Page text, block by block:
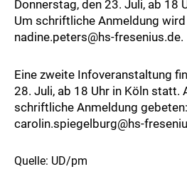
Donnerstag, den 23. Juli, ab 18
Um schriftliche Anmeldung
nadine.peters@hs-fresenius.de.
Eine zweite Infoveranstaltung
28. Juli, ab 18 Uhr in Köln statt.
schriftliche Anmeldung gebeten:
carolin.spiegelburg@hs-
Quelle: UD/pm